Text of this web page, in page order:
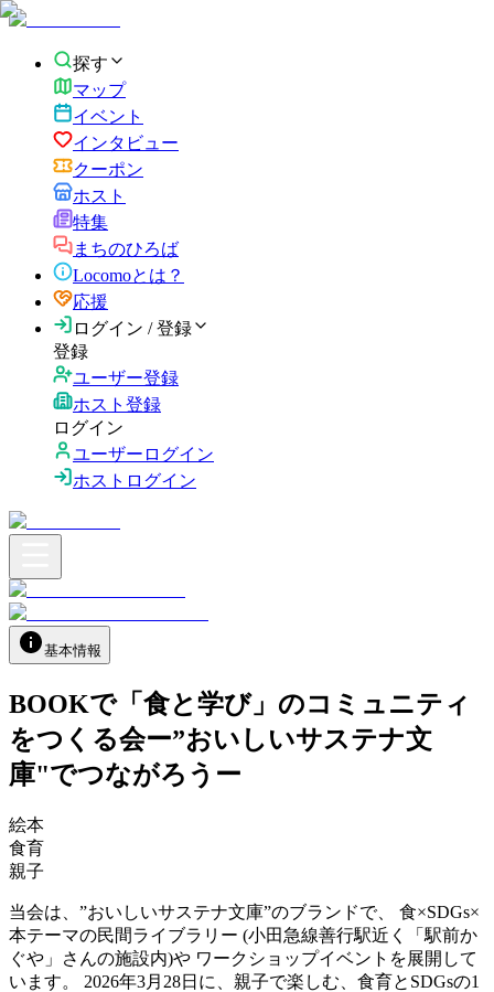
探す
マップ
イベント
インタビュー
クーポン
ホスト
特集
まちのひろば
Locomoとは？
応援
ログイン / 登録
登録
ユーザー登録
ホスト登録
ログイン
ユーザーログイン
ホストログイン
基本情報
BOOKで「食と学び」のコミュニティ
をつくる会ー”おいしいサステナ文
庫"でつながろうー
絵本
食育
親子
当会は、”おいしいサステナ文庫”のブランドで、 食×SDGs×
本テーマの民間ライブラリー (小田急線善行駅近く「駅前か
ぐや」さんの施設内)や ワークショップイベントを展開して
います。 2026年3月28日に、親子で楽しむ、食育とSDGsの1